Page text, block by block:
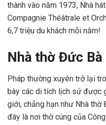
thành vào năm 1973, Nhà
Compagnie Théâtrale et
6,7 triệu du khách mỗi năm!
Nhà thờ Đức Bà
Pháp thường xuyên trở lại
bày các di tích lịch sử được
giới, chẳng hạn như Nhà
đây là nơi thờ cúng của